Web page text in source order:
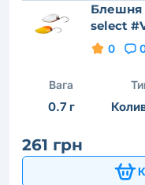
Блешня
select
0
Вага
0.7 г
261 грн